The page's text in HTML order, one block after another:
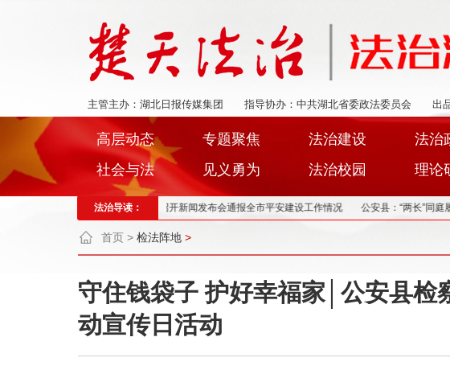
主管主办：湖北日报传媒集团 指导协办：中共湖北省委政法委员会 出
高层动态 专题聚焦 法治建设 法治
社会与法
见义勇为 法治校园 理论
法治导读：
荆州：召开新闻发布会通报全市平安建设工作情况 公安县：“两长”同庭履职，“
首页 > 检法阵地 >
守住钱袋子 护好幸福家│公安县检
动宣传日活动